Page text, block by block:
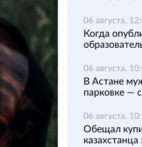
06 августа,
Когда
06 августа,
В Астане
парковке —
06 августа,
Обещал
казахстанца